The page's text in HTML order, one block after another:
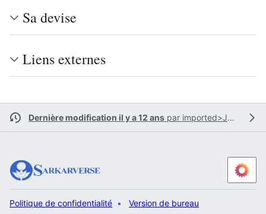
Sa devise
Liens externes
Dernière modification il y a 12 ans par imported>Jyotsna
Politique de confidentialité Version de bureau